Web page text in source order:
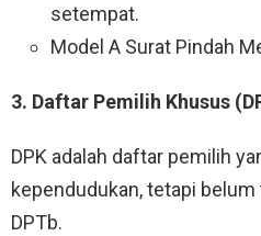
setempat.
Model A Surat Pindah
3. Daftar Pemilih Khusus
DPK adalah daftar pemilih
kependudukan, tetapi
DPTb.